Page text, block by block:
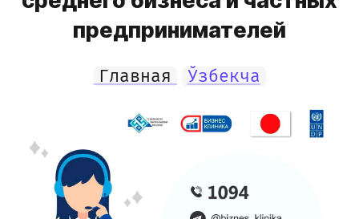
предпринимателей
Главная Ўзбекча